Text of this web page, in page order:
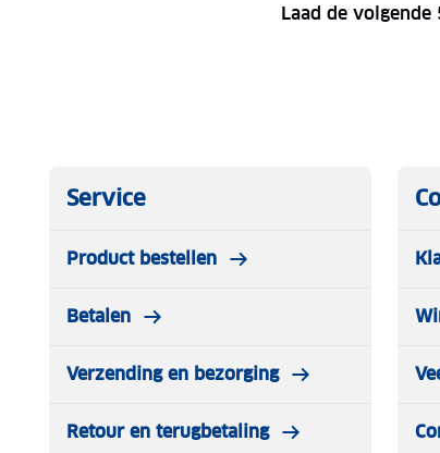
Laad de
Service
Product bestellen
Betalen
Verzending en bezorging
Retour en terugbetaling